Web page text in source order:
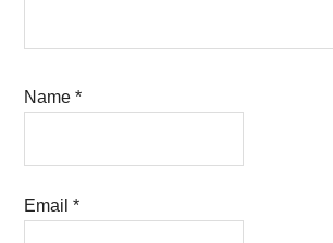
Name*
Email*